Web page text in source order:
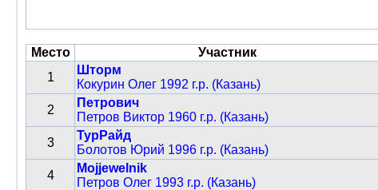
Место Участник
1
Шторм
Кокурин Олег 1992 г.р. (Казань)
2
Петрович
Петров Виктор 1960 г.р. (Казань)
3
ТурРайд
Болотов Юрий 1996 г.р. (Казань)
4
Mojjewelnik
Петров Олег 1993 г.р. (Казань)